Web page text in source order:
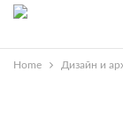
Home Дизайн и